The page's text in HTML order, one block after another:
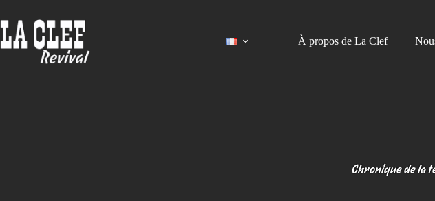
au
contenu
À propos de La Clef
Chronique de la